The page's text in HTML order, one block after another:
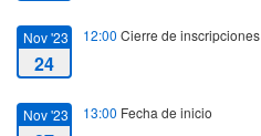
Nov '23
24
12:00 Cierre de inscripciones
Nov '23 13:00 Fecha de inicio